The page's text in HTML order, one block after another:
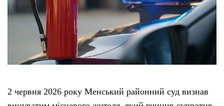
2 червня 2026 року Менський районний суд визнав